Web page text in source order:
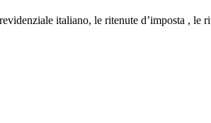
italiano, le ritenute d’imposta ,